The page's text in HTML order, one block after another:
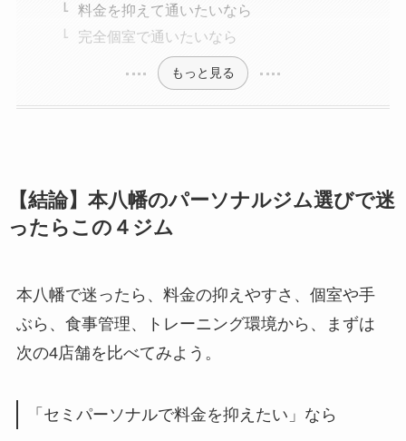
料金を抑えて通いたいなら
完全個室で通いたいなら
もっと見る
【結論】本八幡のパーソナルジム選びで迷
ったらこの４ジム
本八幡で迷ったら、料金の抑えやすさ、個室や手
ぶら、食事管理、トレーニング環境から、まずは
次の4店舗を比べてみよう。
「セミパーソナルで料金を抑えたい」なら